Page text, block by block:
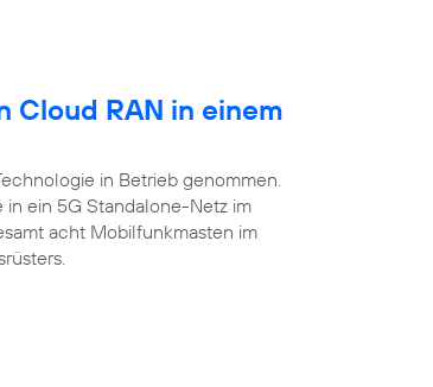
Cloud RAN in einem
in Betrieb genommen.
in ein 5G Standalone-Netz im
acht Mobilfunkmasten im